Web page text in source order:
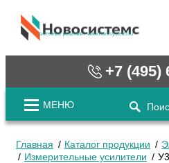
cистемные решения / www.novosystems.ru
+7 (495)
МЕНЮ
Главная Каталог продукции
Измерительные усилители